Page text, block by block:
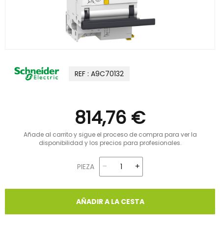
REF : A9C70132
814,76 €
Añade al carrito y sigue el proceso de compra para ver la
disponibilidad y los precios para profesionales.
PIEZA
AÑADIR A LA CESTA